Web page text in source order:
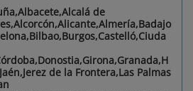
de
de la Frontera,Las Palmas